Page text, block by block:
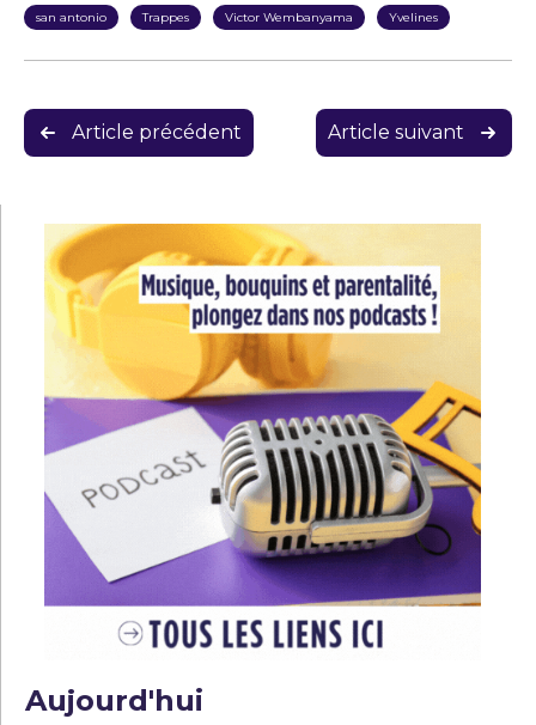
san antonio Trappes Victor Wembanyama Yvelines
Navigation
de
Article précédent Article suivant
Aujourd'hui